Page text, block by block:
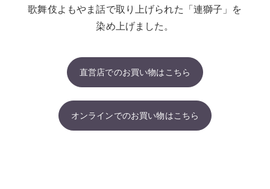
歌舞伎よもやま話で取り上げられた「連獅子」を
染め上げました。
直営店でのお買い物はこちら
オンラインでのお買い物はこちら